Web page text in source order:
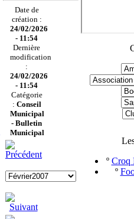
Date de
création :
24/02/2026
- 11:54
Dernière
modification
:
24/02/2026
- 11:54
Catégorie
: Conseil
Municipal
-Bulletin
Municipal
º Croq
º